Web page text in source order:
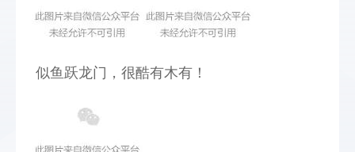
似鱼跃龙门，很酷有木有！